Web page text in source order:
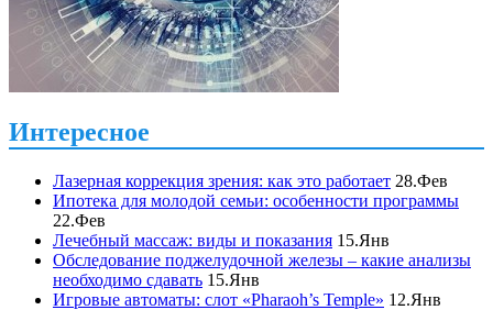
Интересное
Лазерная коррекция зрения: как это работает 28.Фев
Ипотека для молодой семьи: особенности программы
22.Фев
Лечебный массаж: виды и показания 15.Янв
Обследование поджелудочной железы – какие анализы
необходимо сдавать 15.Янв
Игровые автоматы: слот «Pharaoh’s Temple» 12.Янв